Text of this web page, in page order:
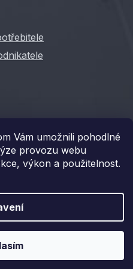
Vám umožnili pohodlné
provozu webu
výkon a použitelnost.
práva vyhrazena.